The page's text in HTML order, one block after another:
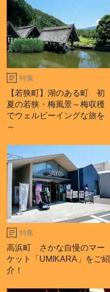
特集
【若狭町】湖のある町 初
夏の若狭・梅風景～梅収穫
でウェルビーイングな旅を
～
特集
高浜町 さかな自慢のマー
ケット「UMIKARA」をご紹
介！